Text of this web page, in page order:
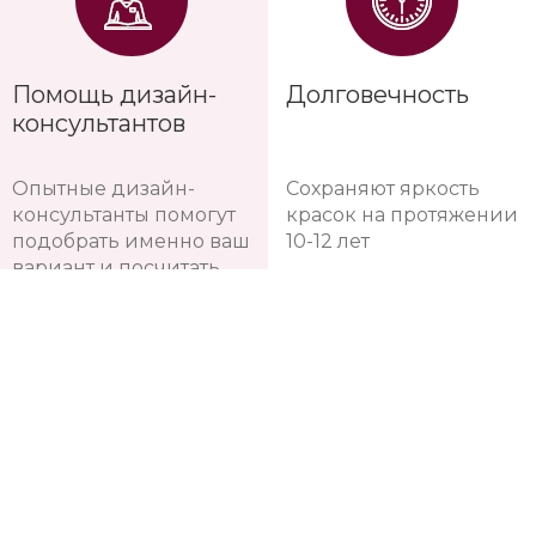
Помощь дизайн-
консультантов
Опытные дизайн-
консультанты помогут
подобрать именно ваш
вариант и посчитать
Долговечность
Сохраняют яркость
красок на протяжении
10-12 лет